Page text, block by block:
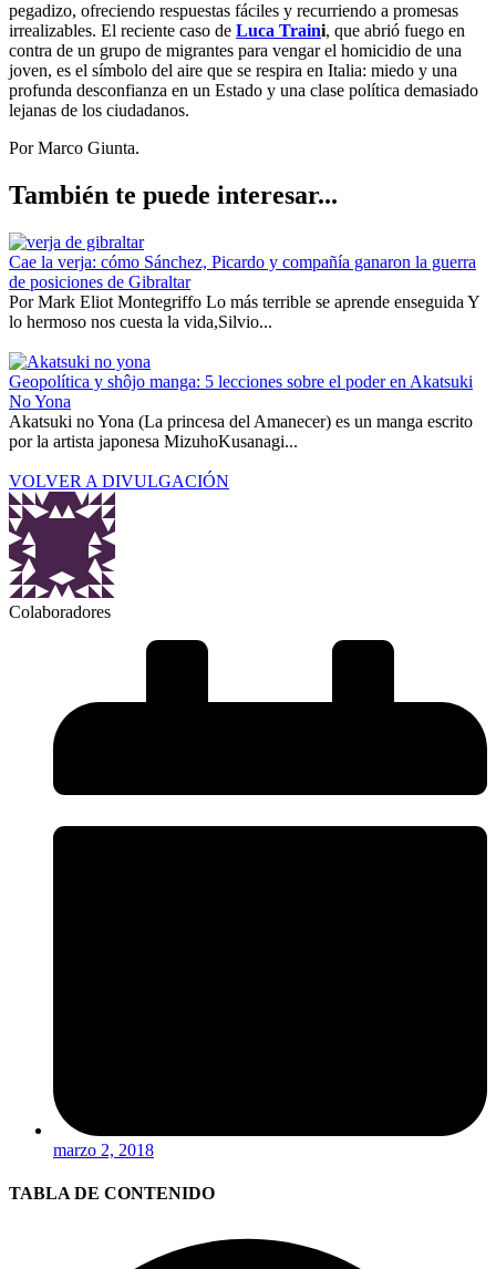
pegadizo, ofreciendo respuestas fáciles y recurriendo a promesas
irrealizables. El reciente caso de Luca Traini, que abrió fuego en
contra de un grupo de migrantes para vengar el homicidio de una
joven, es el símbolo del aire que se respira en Italia: miedo y una
profunda desconfianza en un Estado y una clase política demasiado
lejanas de los ciudadanos.
Por Marco Giunta.
También te puede interesar...
Cae la verja: cómo Sánchez, Picardo y compañía ganaron la guerra
de posiciones de Gibraltar
Por Mark Eliot Montegriffo Lo más terrible se aprende enseguida Y
lo hermoso nos cuesta la vida,Silvio...
Geopolítica y shôjo manga: 5 lecciones sobre el poder en Akatsuki
No Yona
Akatsuki no Yona (La princesa del Amanecer) es un manga escrito
por la artista japonesa MizuhoKusanagi...
VOLVER A DIVULGACIÓN
Colaboradores
marzo 2, 2018
TABLA DE CONTENIDO